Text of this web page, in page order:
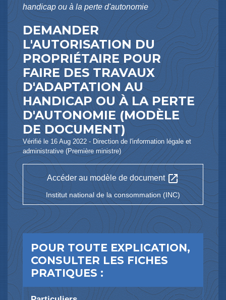
handicap ou à la perte d'autonomie
DEMANDER
L'AUTORISATION DU
PROPRIÉTAIRE POUR
FAIRE DES TRAVAUX
D'ADAPTATION AU
HANDICAP OU À LA PERTE
D'AUTONOMIE (MODÈLE
DE DOCUMENT)
Vérifié le 16 Aug 2022 - Direction de l'information légale et
administrative (Première ministre)
Accéder au modèle de documentopen_in_new
Institut national de la consommation (INC)
POUR TOUTE EXPLICATION,
CONSULTER LES FICHES
PRATIQUES :